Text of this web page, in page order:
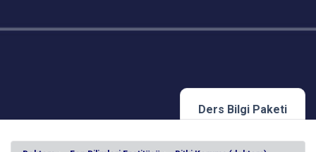
Ders Bilgi Paketi